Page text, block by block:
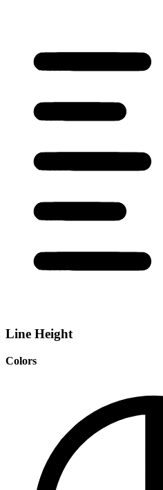
Line Height
Colors